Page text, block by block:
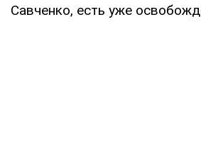
Савченко, есть уже